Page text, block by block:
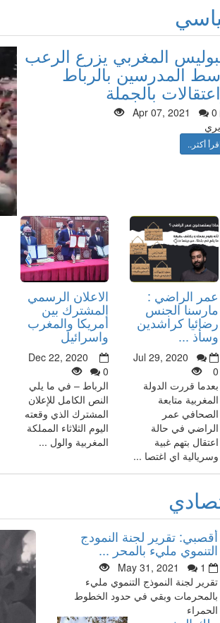
المغربي يزرع الرعب
المدرسين بالرباط
بالجملة
Apr 07, 2021
0
أكثر..
الاعلان الرسمي
المشترك بين
أمريكا والمغرب
واسرائيل
Dec 22, 2020
0
الرباط – في ما يلي
النص الكامل للإعلان
المشترك الذي وقعته
اليوم الثلاثاء المملكة
المغربية والول ...
عمر الراضي :
مارسنا الجنس
رضائيا كراشدين
وسأذ ...
Jul 29, 2020
0
بعدما قررت الدولة
المغربية متابعة
الصحافي عمر
الراضي في حالة
اعتقال بتهم غبية
وسريالية اي اغتصا ...
أقصبي: تقرير لجنة النمودج
التنموي مليء بالمحر ...
May 31, 2021
1
تقرير لجنة النموذج التنموي مليء
بالمحرمات وبقي في حدود الخطوط
الحمراء